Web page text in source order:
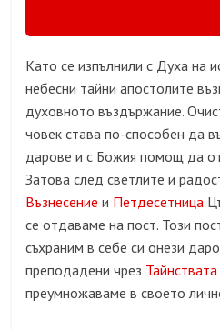
Като се изпълнили с Духа на
небесни тайни апостолите
духовното въздържание.
човек става по-способен да
дарове и с Божия помощ да
Затова след светлите и
Възнесение и Петдесетница
се отдаваме на пост. Този
съхраним в себе си онези
преподадени чрез
преумножаваме в своето